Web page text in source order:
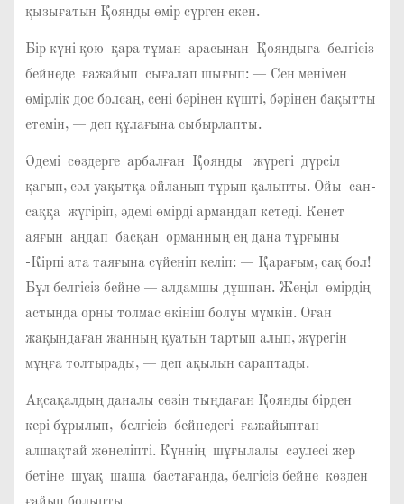
қызығатын Қоянды өмір сүрген екен.
Бір күні қою қара тұман арасынан Қояндыға белгісіз
бейнеде ғажайып сығалап шығып: — Сен менімен
өмірлік дос болсаң, сені бәрінен күшті, бәрінен бақытты
етемін, — деп құлағына сыбырлапты.
Әдемі сөздерге арбалған Қоянды жүрегі дүрсіл
қағып, сәл уақытқа ойланып тұрып қалыпты. Ойы сан-
саққа жүгіріп, әдемі өмірді армандап кетеді. Кенет
аяғын аңдап басқан орманның ең дана тұрғыны
-Кірпі ата таяғына сүйеніп келіп: — Қарағым, сақ бол!
Бұл белгісіз бейне — алдамшы дұшпан. Жеңіл өмірдің
астында орны толмас өкініш болуы мүмкін. Оған
жақындаған жанның қуатын тартып алып, жүрегін
мұңға толтырады, — деп ақылын сараптады.
Ақсақалдың даналы сөзін тыңдаған Қоянды бірден
кері бұрылып, белгісіз бейнедегі ғажайыптан
алшақтай жөнеліпті. Күннің шұғылалы сәулесі жер
бетіне шуақ шаша бастағанда, белгісіз бейне көзден